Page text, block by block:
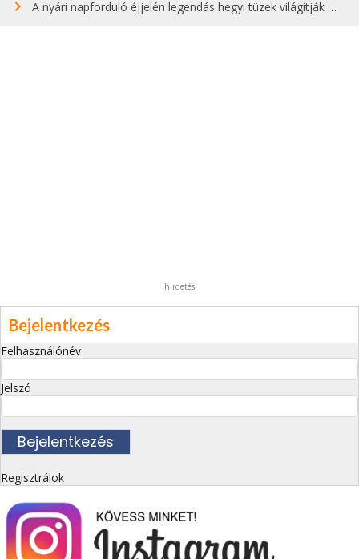
A nyári napforduló éjjelén legendás hegyi tüzek világítják meg Zugspitzét
hirdetés
Bejelentkezés
Felhasználónév
Jelszó
Regisztrálok